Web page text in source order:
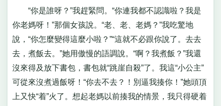
“你是誰呀？”我趕緊問。“你連我都不認識啦？我是
你老媽呀！”那個女孩說。“老、老、老媽？”我吃驚地
說，“你怎麼變得這麼小啦？”“這就不必跟你說了。去去
去，煮飯去。”她用傲慢的語調說。“啊？我煮飯？”我還
沒來得及放下書包，書包就“跳崖自殺”了。我這“小公主”
可從來沒煮過飯呀！“你去不去？！別逼我揍你！”她頭頂
上又快“着”火了。想起老媽以前揍我的情景，我只得硬着